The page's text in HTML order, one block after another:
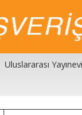
Uluslararası